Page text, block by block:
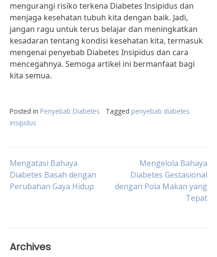
mengurangi risiko terkena Diabetes Insipidus dan
menjaga kesehatan tubuh kita dengan baik. Jadi,
jangan ragu untuk terus belajar dan meningkatkan
kesadaran tentang kondisi kesehatan kita, termasuk
mengenai penyebab Diabetes Insipidus dan cara
mencegahnya. Semoga artikel ini bermanfaat bagi
kita semua.
Posted in Penyebab Diabetes Tagged penyebab diabetes
insipidus
Post
navigation
Mengatasi Bahaya
Diabetes Basah dengan
Perubahan Gaya Hidup
Mengelola Bahaya
Diabetes Gestasional
dengan Pola Makan yang
Tepat
Archives